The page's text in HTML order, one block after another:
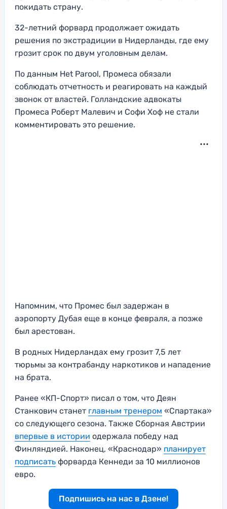
покидать страну.
32-летний форвард продолжает ожидать
решения по экстрадиции в Нидерланды, где ему
грозит срок по двум уголовным делам.
По данным Het Parool, Промеса обязали
соблюдать отчетность и реагировать на каждый
звонок от властей. Голландские адвокаты
Промеса Роберт Малевич и Софи Хоф не стали
комментировать это решение.
Напомним, что Промес был задержан в
аэропорту Дубая еще в конце февраля, а позже
был арестован.
В родных Нидерландах ему грозит 7,5 лет
тюрьмы за контрабанду наркотиков и нападение
на брата.
Ранее «КП-Спорт» писал о том, что Деян
Станкович станет главным тренером «Спартака»
со следующего сезона. Также Сборная Австрии
впервые в истории одержала победу над
Финляндией. Наконец, «Краснодар» планирует
подписать форварда Кеннеди за 10 миллионов
евро.
Подпишись на нас в Дзене!